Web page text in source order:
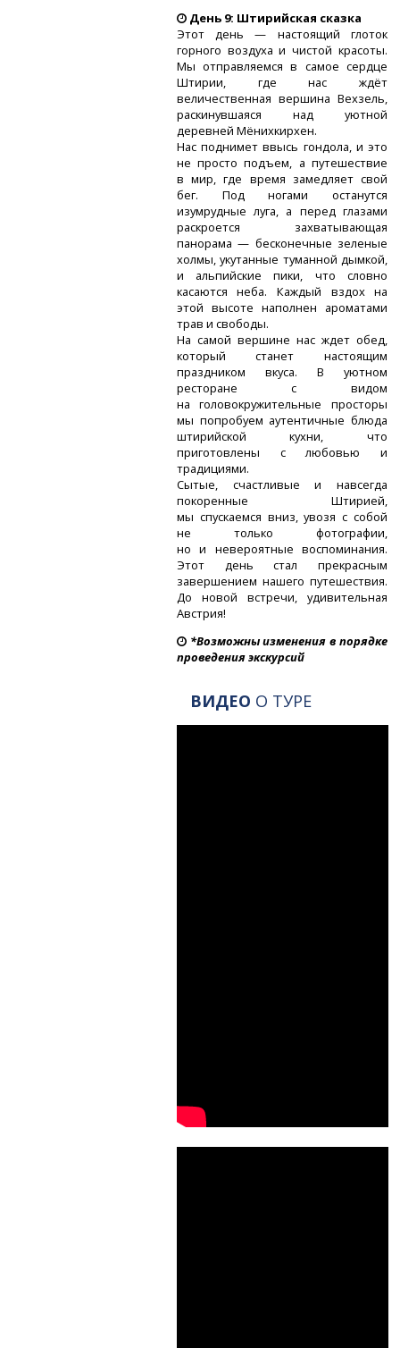
День 9: Штирийская сказка
Этот день — настоящий глоток
горного воздуха и чистой красоты.
Мы отправляемся в самое сердце
Штирии, где нас ждёт
величественная вершина Вехзель,
раскинувшаяся над уютной
деревней Мёнихкирхен.
Нас поднимет ввысь гондола, и это
не просто подъем, а путешествие
в мир, где время замедляет свой
бег. Под ногами останутся
изумрудные луга, а перед глазами
раскроется захватывающая
панорама — бесконечные зеленые
холмы, укутанные туманной дымкой,
и альпийские пики, что словно
касаются неба. Каждый вздох на
этой высоте наполнен ароматами
трав и свободы.
На самой вершине нас ждет обед,
который станет настоящим
праздником вкуса. В уютном
ресторане с видом
на головокружительные просторы
мы попробуем аутентичные блюда
штирийской кухни, что
приготовлены с любовью и
традициями.
Сытые, счастливые и навсегда
покоренные Штирией,
мы спускаемся вниз, увозя с собой
не только фотографии,
но и невероятные воспоминания.
Этот день стал прекрасным
завершением нашего путешествия.
До новой встречи, удивительная
Австрия!
*Возможны изменения в порядке
проведения экскурсий
ВИДЕО О ТУРЕ